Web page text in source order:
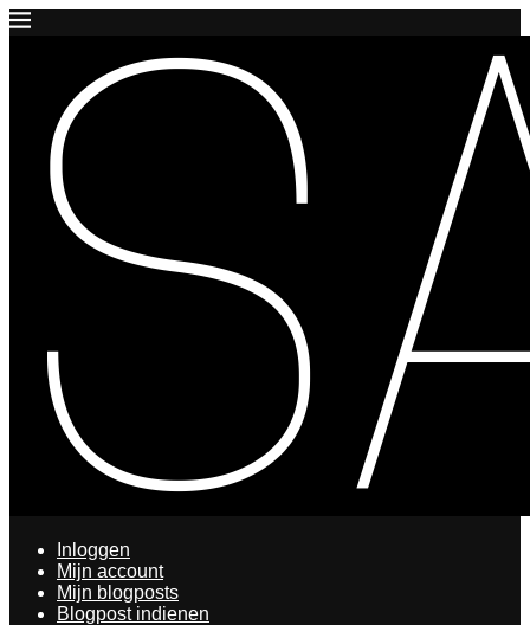
Inloggen
Mijn account
Mijn blogposts
Blogpost indienen